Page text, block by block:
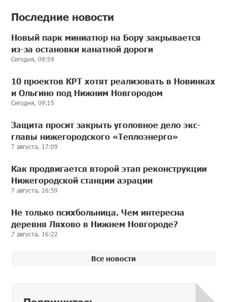
Последние новости
Новый парк миниатюр на Бору закрывается
из-за остановки канатной дороги
Сегодня, 09:59
10 проектов КРТ хотят реализовать в Новинках
и Ольгино под Нижним Новгородом
Сегодня, 09:15
Защита просит закрыть уголовное дело экс-
главы нижегородского «Теплоэнерго»
7 августа, 17:09
Как продвигается второй этап реконструкции
Нижегородской станции аэрации
7 августа, 16:59
Не только психбольница. Чем интересна
деревня Ляхово в Нижнем Новгороде?
7 августа, 16:22
Все новости